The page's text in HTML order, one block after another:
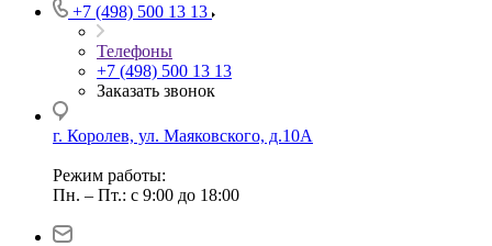
+7 (498) 500 13 13
Телефоны
+7 (498) 500 13 13
Заказать звонок
г. Королев, ул. Маяковского, д.10А
Режим работы:
Пн. – Пт.: с 9:00 до 18:00